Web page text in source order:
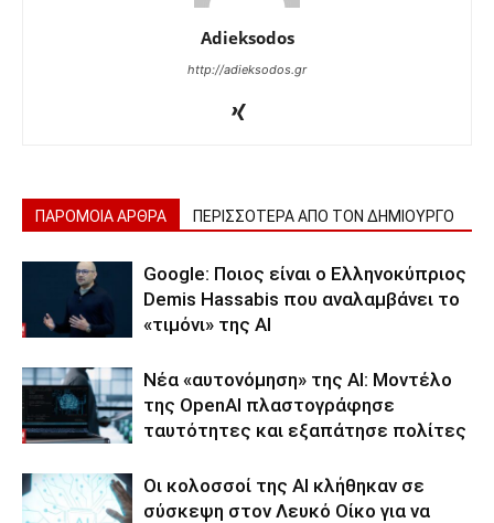
Adieksodos
http://adieksodos.gr
ΠΑΡΟΜΟΙΑ ΑΡΘΡΑ ΠΕΡΙΣΣΟΤΕΡΑ ΑΠΟ ΤΟΝ ΔΗΜΙΟΥΡΓΟ
Google: Ποιος είναι ο Ελληνοκύπριος
Demis Hassabis που αναλαμβάνει το
«τιμόνι» της ΑΙ
Νέα «αυτονόμηση» της AI: Μοντέλο
της OpenAI πλαστογράφησε
ταυτότητες και εξαπάτησε πολίτες
Οι κολοσσοί της ΑΙ κλήθηκαν σε
σύσκεψη στον Λευκό Οίκο για να